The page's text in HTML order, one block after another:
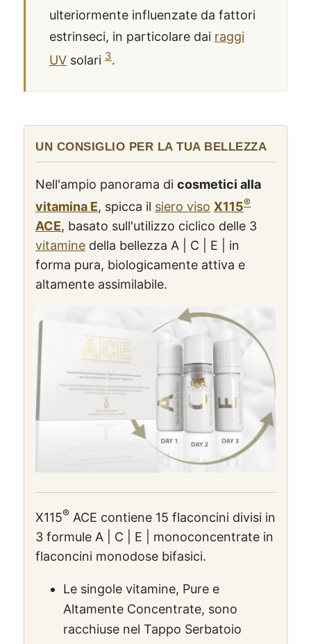
ulteriormente influenzate da fattori
estrinseci, in particolare dai raggi
UV solari 3.
UN CONSIGLIO PER LA TUA BELLEZZA
Nell'ampio panorama di cosmetici alla
vitamina E, spicca il siero viso X115®
ACE, basato sull'utilizzo ciclico delle 3
vitamine della bellezza A | C | E | in
forma pura, biologicamente attiva e
altamente assimilabile.
X115® ACE contiene 15 flaconcini divisi in
3 formule A | C | E | monoconcentrate in
flaconcini monodose bifasici.
Le singole vitamine, Pure e
Altamente Concentrate, sono
racchiuse nel Tappo Serbatoio